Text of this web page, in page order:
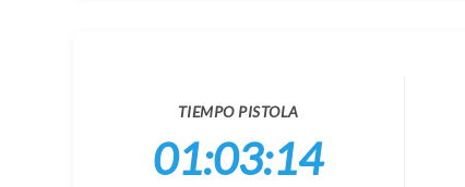
TIEMPO PISTOLA
01:03:14